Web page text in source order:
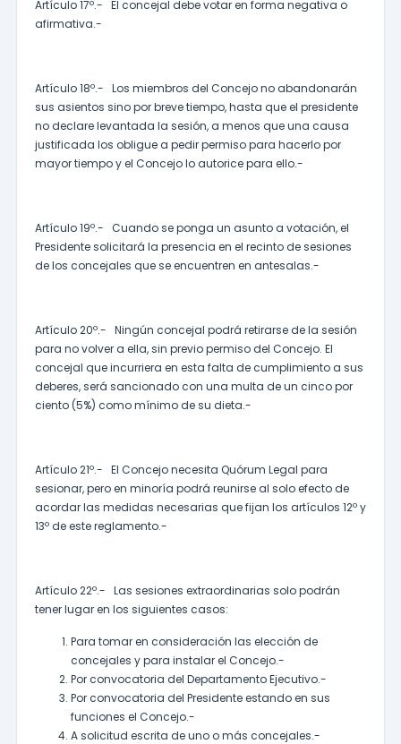
Artículo 17º.- El concejal debe votar en forma negativa o
afirmativa.-
Artículo 18º.- Los miembros del Concejo no abandonarán
sus asientos sino por breve tiempo, hasta que el presidente
no declare levantada la sesión, a menos que una causa
justificada los obligue a pedir permiso para hacerlo por
mayor tiempo y el Concejo lo autorice para ello.-
Artículo 19º.- Cuando se ponga un asunto a votación, el
Presidente solicitará la presencia en el recinto de sesiones
de los concejales que se encuentren en antesalas.-
Artículo 20º.- Ningún concejal podrá retirarse de la sesión
para no volver a ella, sin previo permiso del Concejo. El
concejal que incurriera en esta falta de cumplimiento a sus
deberes, será sancionado con una multa de un cinco por
ciento (5%) como mínimo de su dieta.-
Artículo 21º.- El Concejo necesita Quórum Legal para
sesionar, pero en minoría podrá reunirse al solo efecto de
acordar las medidas necesarias que fijan los artículos 12º y
13º de este reglamento.-
Artículo 22º.- Las sesiones extraordinarias solo podrán
tener lugar en los siguientes casos:
Para tomar en consideración las elección de
concejales y para instalar el Concejo.-
Por convocatoria del Departamento Ejecutivo.-
Por convocatoria del Presidente estando en sus
funciones el Concejo.-
A solicitud escrita de uno o más concejales.-